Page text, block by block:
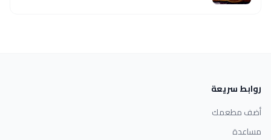
روابط سريعة
أضف مطعمك
مساعدة